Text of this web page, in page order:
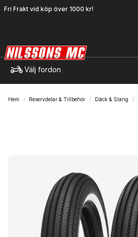
Fri Frakt vid köp över 1000 kr!
Välj fordon
Hem Reservdelar & Tillbehör Däck & Slang